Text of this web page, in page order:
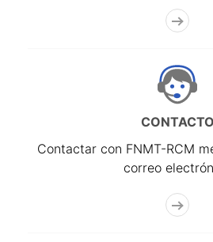
CONTACTO
Contactar con FNMT-RCM
correo